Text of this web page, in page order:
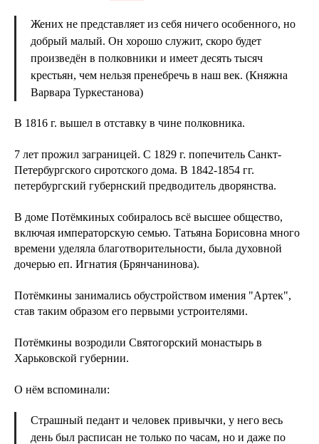
Жених не представляет из себя ничего особенного, но
добрый малый. Он хорошо служит, скоро будет
произведён в полковники и имеет десять тысяч
крестьян, чем нельзя пренебречь в наш век. (Княжна
Варвара Туркестанова)
В 1816 г. вышел в отставку в чине полковника.
7 лет прожил заграницей. С 1829 г. попечитель Санкт-
Петербургского сиротского дома. В 1842-1854 гг.
петербургский губернский предводитель дворянства.
В доме Потёмкиных собиралось всё высшее общество,
включая императорскую семью. Татьяна Борисовна много
времени уделяла благотворительности, была духовной
дочерью еп. Игнатия (Брянчанинова).
Потёмкины занимались обустройством имения "Артек",
став таким образом его первыми устроителями.
Потёмкины возродили Святогорский монастырь в
Харьковской губернии.
О нём вспоминали:
Страшный педант и человек привычки, у него весь
день был расписан не только по часам, но и даже по